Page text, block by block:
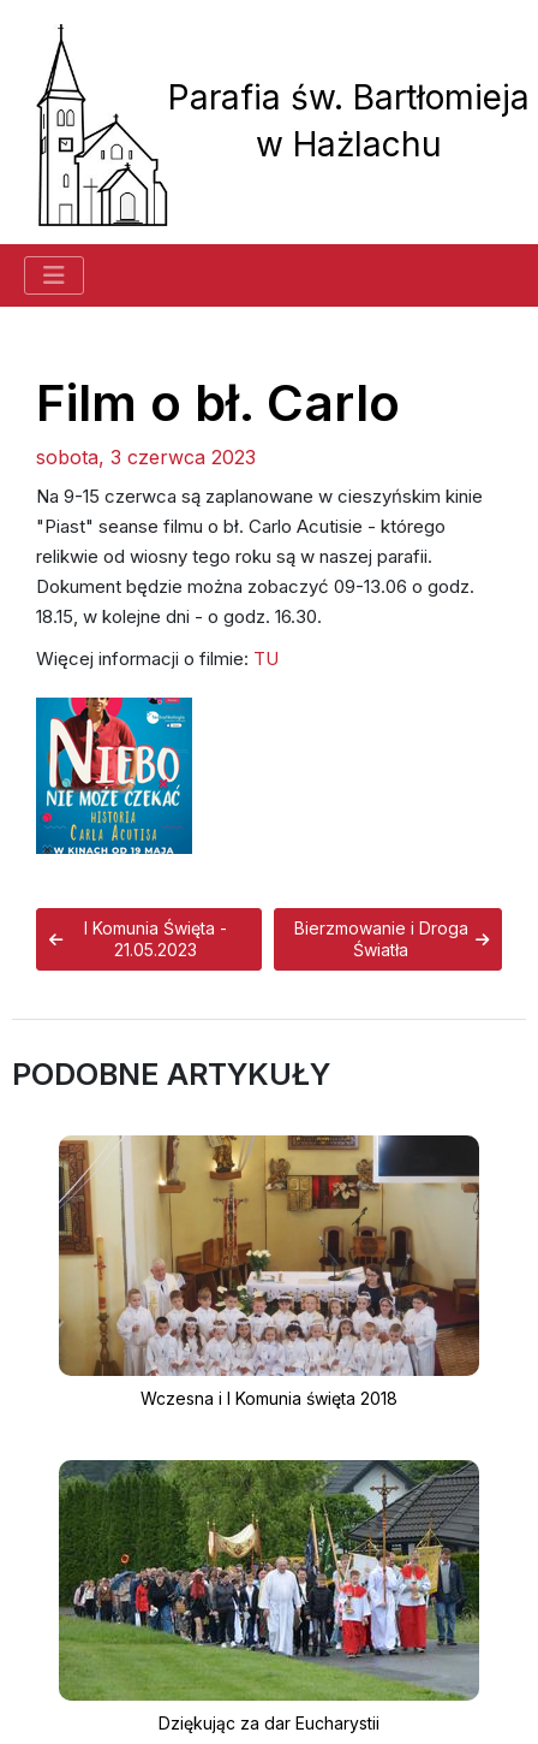
Parafia św. Bartłomieja
w Hażlachu
Ogłoszenia
Kancelaria
Ruchy katolickie w parafii
Film o bł. Carlo
sobota, 3 czerwca 2023
Na 9-15 czerwca są zaplanowane w cieszyńskim kinie
"Piast" seanse filmu o bł. Carlo Acutisie - którego
relikwie od wiosny tego roku są w naszej parafii.
Dokument będzie można zobaczyć 09-13.06 o godz.
18.15, w kolejne dni - o godz. 16.30.
Więcej informacji o filmie: TU
I Komunia Święta -
21.05.2023
Bierzmowanie i Droga
Światła
PODOBNE ARTYKUŁY
Wczesna i I Komunia święta 2018
Dziękując za dar Eucharystii